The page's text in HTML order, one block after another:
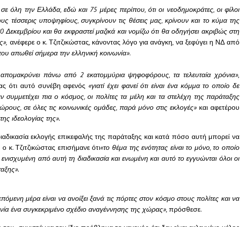
όλη την Ελλάδα, εδώ και 75 μέρες περίπου, ότι οι νεοδημοκράτες, οι φίλοι
τέσσερις υποψηφίους, συγκρίνουν τις θέσεις μας, κρίνουν και το κύμα της
Δεκεμβρίου και θα εκφραστεί μαζικά και νομίζω ότι θα οδηγήσει ακριβώς στη
ανέφερε ο κ. Τζιτζικώστας, κάνοντας λόγο για ανάγκη, να ξεφύγει η ΝΔ από
απωθεί σήμερα την ελληνική κοινωνία».
πάνω από 2 εκατομμύρια ψηφοφόρους, τα τελευταία χρόνια»,
ότι αυτό συνέβη αφενός«γιατί έχει φανεί ότι είναι ένα κόμμα το οποίο δε
συμμετέχει πια ο κόσμος, οι πολίτες τα μέλη και τα στελέχη της παράταξης
σε όλες τις κοινωνικές ομάδες, παρά μόνο στις εκλογές»και αφετέρου
ιδεολογίας της».
εκλογής επικεφαλής της παράταξης και κατά πόσο αυτή μπορεί να
κ. Τζιτζικώστας επισήμανε ότι«το θέμα της ενότητας είναι το μόνο, το οποίο
από αυτή τη διαδικασία και ενωμένη και αυτό το εγγυώνται όλοι οι
μέρα είναι να ανοίξει ξανά τις πόρτες στον κόσμο στους πολίτες και να
ένα συγκεκριμένο σχέδιο αναγέννησης της χώρας», πρόσθεσε.